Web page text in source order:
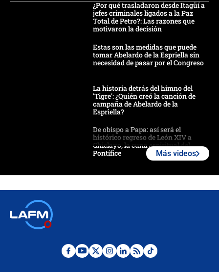
¿Por qué trasladaron desde Itagüí a
jefes criminales ligados a la Paz
Total de Petro?: Las razones que
motivaron la decisión
Estas son las medidas que puede
tomar Abelardo de la Espriella sin
necesidad de pasar por el Congreso
La historia detrás del himno del
'Tigre': ¿Quién creó la canción de
campaña de Abelardo de la
Espriella?
De obispo a Papa: así será el
histórico regreso de León XIV a
Chiclayo, la cuna espiritual del
Pontífice
¿La posesión de Abelardo De la
Más videos